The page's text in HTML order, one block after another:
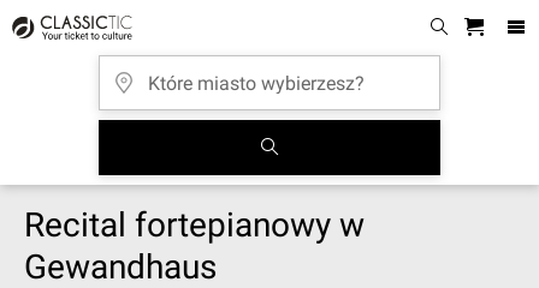
Recital fortepianowy w
Gewandhaus